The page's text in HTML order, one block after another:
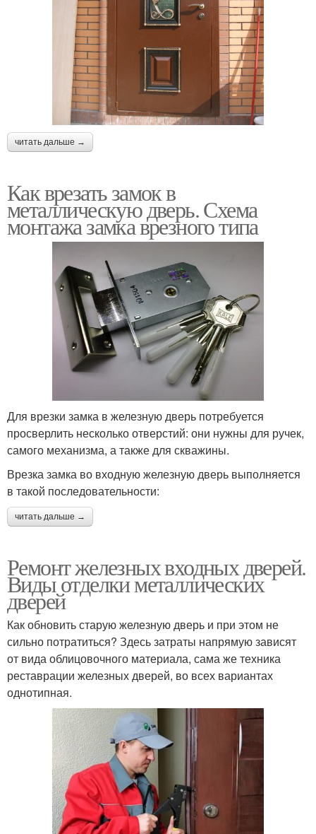
читать дальше →
Как врезать замок в
металлическую дверь. Схема
монтажа замка врезного типа
Для врезки замка в железную дверь потребуется
просверлить несколько отверстий: они нужны для ручек,
самого механизма, а также для скважины.
Врезка замка во входную железную дверь выполняется
в такой последовательности:
читать дальше →
Ремонт железных входных дверей.
Виды отделки металлических
дверей
Как обновить старую железную дверь и при этом не
сильно потратиться? Здесь затраты напрямую зависят
от вида облицовочного материала, сама же техника
реставрации железных дверей, во всех вариантах
однотипная.